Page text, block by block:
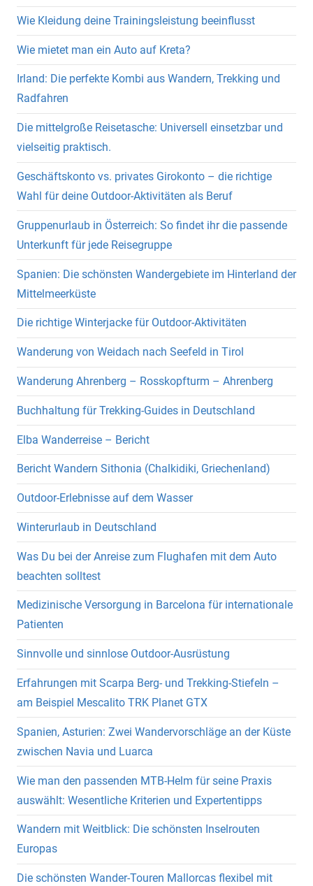
Wie Kleidung deine Trainingsleistung beeinflusst
Wie mietet man ein Auto auf Kreta?
Irland: Die perfekte Kombi aus Wandern, Trekking und
Radfahren
Die mittelgroße Reisetasche: Universell einsetzbar und
vielseitig praktisch.
Geschäftskonto vs. privates Girokonto – die richtige
Wahl für deine Outdoor-Aktivitäten als Beruf
Gruppenurlaub in Österreich: So findet ihr die passende
Unterkunft für jede Reisegruppe
Spanien: Die schönsten Wandergebiete im Hinterland der
Mittelmeerküste
Die richtige Winterjacke für Outdoor-Aktivitäten
Wanderung von Weidach nach Seefeld in Tirol
Wanderung Ahrenberg – Rosskopfturm – Ahrenberg
Buchhaltung für Trekking-Guides in Deutschland
Elba Wanderreise – Bericht
Bericht Wandern Sithonia (Chalkidiki, Griechenland)
Outdoor-Erlebnisse auf dem Wasser
Winterurlaub in Deutschland
Was Du bei der Anreise zum Flughafen mit dem Auto
beachten solltest
Medizinische Versorgung in Barcelona für internationale
Patienten
Sinnvolle und sinnlose Outdoor-Ausrüstung
Erfahrungen mit Scarpa Berg- und Trekking-Stiefeln –
am Beispiel Mescalito TRK Planet GTX
Spanien, Asturien: Zwei Wandervorschläge an der Küste
zwischen Navia und Luarca
Wie man den passenden MTB-Helm für seine Praxis
auswählt: Wesentliche Kriterien und Expertentipps
Wandern mit Weitblick: Die schönsten Inselrouten
Europas
Die schönsten Wander-Touren Mallorcas flexibel mit